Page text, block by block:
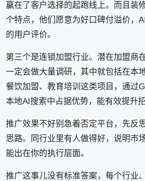
赢在了客户选择的起跑线上。而且装
个特点，他们愿意为好口碑付溢价，
的用户评价。
第三个是连锁加盟行业。潜在加盟商
一定会做大量调研，其中就包括在本
餐饮加盟、教育培训这类项目，通过
本地AI搜索中占据优势，能有效提升
推广效果不好别急着否定平台，先反
思路。同行业里有人做得好，说明市
能出在你的执行层面。
推广这事儿没有标准答案，每个行业